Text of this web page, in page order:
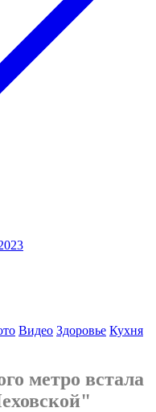
Видео Здоровье Кухня
метро встала